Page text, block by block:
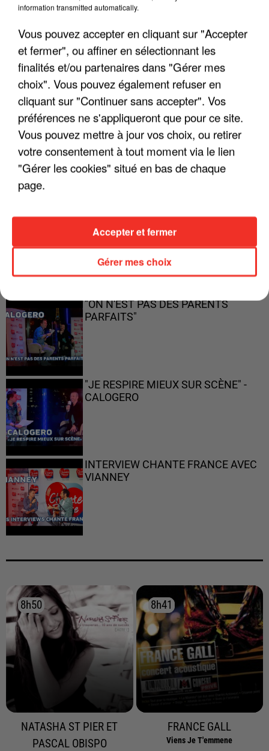
LES INTERVIEWS CHANTE
FRANCE
Voir plus
"JE SUIS À DISPOSITION DES
ENFOIRÉS"
"ON N'EST PAS DES PARENTS
PARFAITS"
"JE RESPIRE MIEUX SUR SCÈNE" -
CALOGERO
INTERVIEW CHANTE FRANCE AVEC
VIANNEY
8h50
8h50
NATASHA ST PIER ET
PASCAL OBISPO
8h41
8h41
FRANCE GALL
Viens Je T'emmene
information transmitted automatically.
Vous pouvez accepter en cliquant sur "Accepter
et fermer", ou affiner en sélectionnant les
finalités et/ou partenaires dans "Gérer mes
choix". Vous pouvez également refuser en
cliquant sur "Continuer sans accepter". Vos
préférences ne s'appliqueront que pour ce site.
Vous pouvez mettre à jour vos choix, ou retirer
votre consentement à tout moment via le lien
"Gérer les cookies" situé en bas de chaque
page.
Gérer mes choix
Accepter et fermer